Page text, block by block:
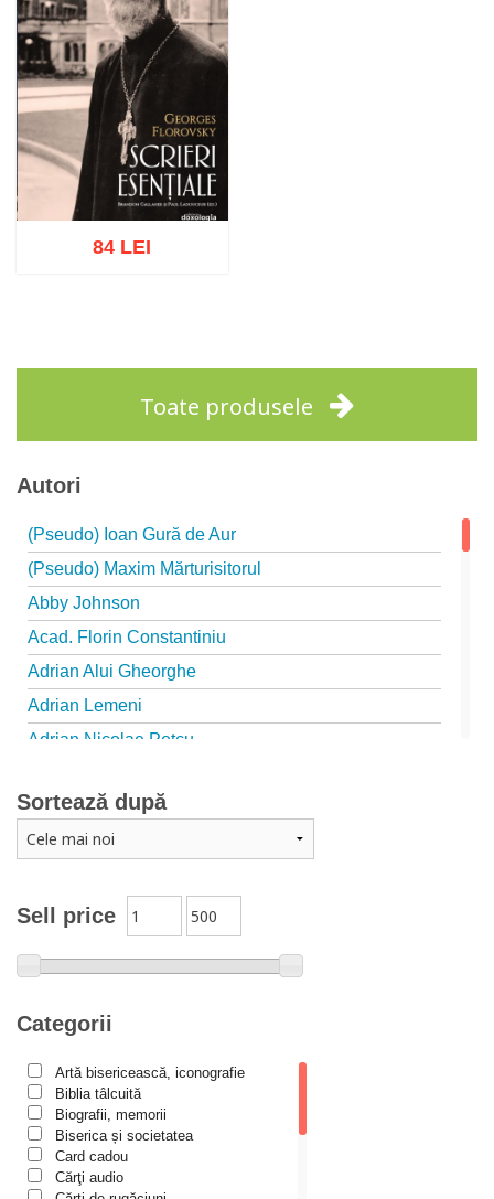
84 LEI
Toate produsele
Autori
(Pseudo) Ioan Gură de Aur
(Pseudo) Maxim Mărturisitorul
Abby Johnson
Acad. Florin Constantiniu
Adrian Alui Gheorghe
Adrian Lemeni
Adrian Nicolae Petcu
Adriana Petrescu
Alexandra Rotariu
Alexandru Creţu
Alexandru Huțanu
Alexandru Lascarov-Moldovanu
Alexandru Rădescu
Alexandru Tkacenko
Alexis Torrance
Alina Ana Nistor
Sell price
Categorii
Artă bisericească, iconografie
Biblia tâlcuită
Biografii, memorii
Biserica și societatea
Card cadou
Cărţi audio
Sortează după